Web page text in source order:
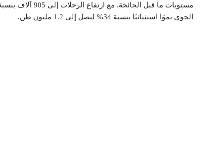
الجوي نموًا استثنائيًا بنسبة 34% ليصل إلى 1.2 مليون طن.